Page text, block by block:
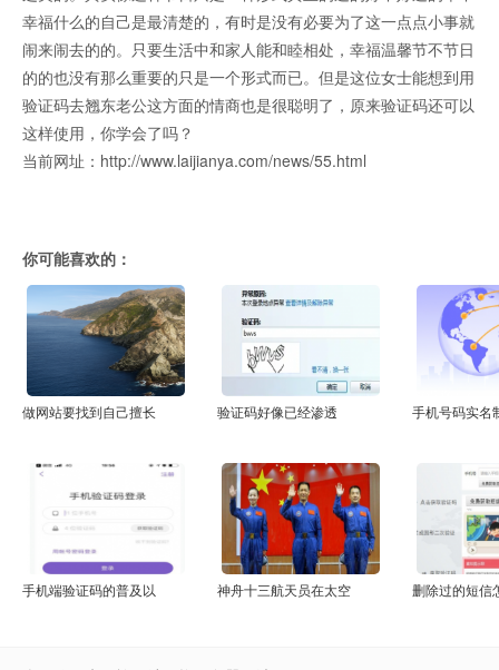
幸福什么的自己是最清楚的，有时是没有必要为了这一点点小事就
闹来闹去的的。只要生活中和家人能和睦相处，幸福温馨节不节日
的的也没有那么重要的只是一个形式而已。但是这位女士能想到用
验证码去翘东老公这方面的情商也是很聪明了，原来验证码还可以
这样使用，你学会了吗？
当前网址：http://www.laijianya.com/news/55.html
你可能喜欢的：
做网站要找到自己擅长 验证码好像已经渗透 手机号码实名
手机端验证码的普及以 神舟十三航天员在太空 删除过的短信